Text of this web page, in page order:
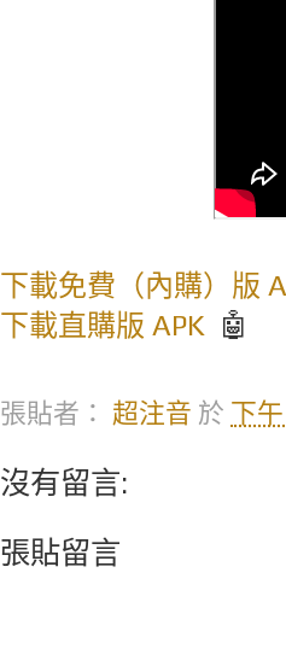
下載免費（內購）版
下載直購版 APK 🤖
張貼者： 超注音 於 下
沒有留言:
張貼留言